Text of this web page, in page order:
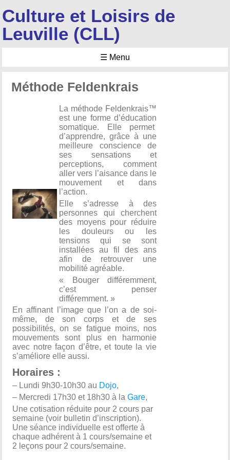
Culture et Loisirs de
Leuville (CLL)
☰ Menu
Méthode Feldenkrais
La méthode Feldenkrais™
est une forme d’éducation
somatique. Elle permet
d’apprendre, grâce à une
meilleure conscience de
ses sensations et
perceptions, comment
aller vers l’aisance dans le
mouvement et dans
l’action.
Elle s’adresse à des
personnes qui cherchent
des moyens pour réduire
les douleurs ou les
tensions qui se sont
installées au fil des ans
afin de retrouver une
mobilité agréable.
« Bouger différemment,
c’est penser
différemment. »
En affinant l’image que l’on a de soi-
même, de son corps et de ses
possibilités, on se fatigue moins, nos
mouvements sont plus en harmonie
avec notre façon d’être, et toute la vie
s’améliore elle aussi.
Horaires :
– Lundi 9h30-10h30 au Dojo,
– Mercredi 17h30 et 18h30 à laGare,
Une cotisation réduite pour 2 cours par
semaine (voir bulletin d’inscription).
Une séance individuelle est offerte à
chaque adhérent à 1 cours/semaine et
2 leçons pour 2 cours/semaine.